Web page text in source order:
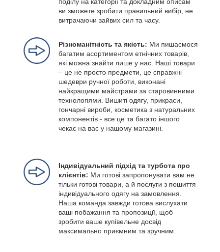
поділу на категорії та докладним описам
ви зможете зробити правильний вибір, не
витрачаючи зайвих сил та часу.
Різноманітність та якість: Ми пишаємося
багатим асортиментом етнічних товарів,
які можна знайти лише у нас. Наші товари
– це не просто предмети, це справжні
шедеври ручної роботи, виконані
найкращими майстрами за старовинними
технологіями. Вишиті одягу, прикраси,
гончарні вироби, косметика з натуральних
компонентів - все це та багато іншого
чекає на вас у нашому магазині.
Індивідуальний підхід та турбота про
клієнтів: Ми готові запропонувати вам не
тільки готові товари, а й послуги з пошиття
індивідуального одягу на замовлення.
Наша команда завжди готова вислухати
ваші побажання та пропозиції, щоб
зробити ваше купівельне досвід
максимально приємним та зручним.